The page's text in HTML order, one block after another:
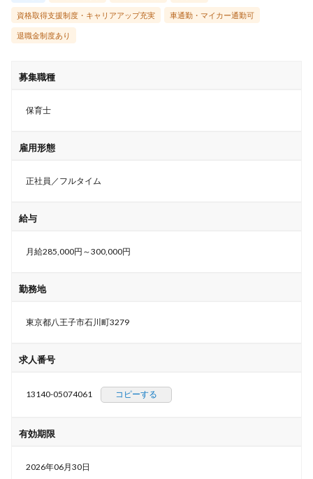
資格取得支援制度・キャリアアップ充実 車通勤・マイカー通勤可
退職金制度あり
募集職種
保育士
雇用形態
正社員／フルタイム
給与
月給285,000円～300,000円
勤務地
東京都八王子市石川町3279
求人番号
13140-05074061 コピーする
有効期限
2026年06月30日